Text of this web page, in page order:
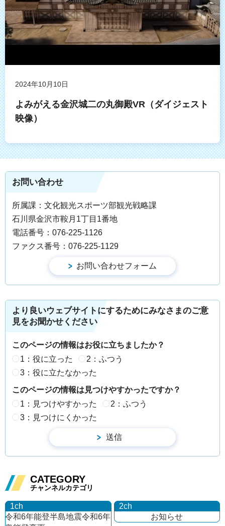
2024年10月10日
よみがえる金沢城二の丸御殿VR（ダイジェスト
映像）
お問い合わせ
所属課：文化観光スポーツ部観光戦略課
石川県金沢市鞍月1丁目1番地
電話番号：076-225-1126
ファクス番号：076-225-1129
より良いウェブサイトにするためにみなさまのご意
見をお聞かせください
このページの情報はお役に立ちましたか？
1：役に立った
2：ふつう
3：役に立たなかった
このページの情報は見つけやすかったですか？
1：見つけやすかった
2：ふつう
3：見つけにくかった
CATEGORY
チャンネルカテゴリ
1ch
令和6年能登半島地震令和6年
2ch
お知らせ